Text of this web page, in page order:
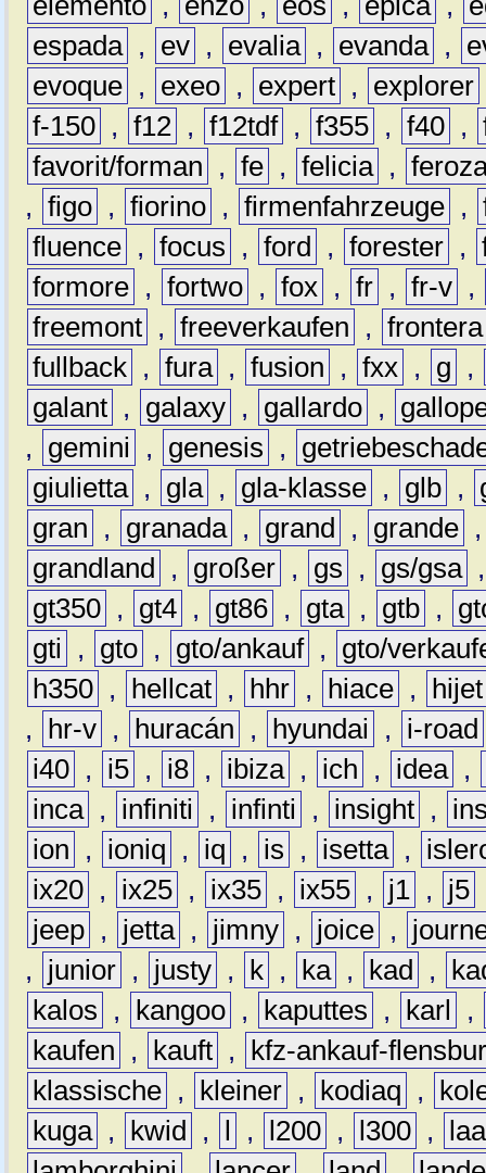
espada , ev , evalia , evanda ,
evoque , exeo , expert , explorer
f-150 , f12 , f12tdf , f355 , f40 ,
favorit/forman
, fe , felicia ,
, figo , fiorino , firmenfahrzeuge ,
fluence , focus , ford , forester ,
formore , fortwo , fox , fr , fr-v ,
freemont , freeverkaufen , frontera
fullback , fura , fusion , fxx , g
,
galant , galaxy , gallardo ,
,
gemini , genesis ,
giulietta , gla , gla-klasse , glb ,
gran
, granada , grand , grande
grandland
, großer , gs , gs/gsa
gt350 , gt4 , gt86 , gta , gtb ,
gti
, gto , gto/ankauf ,
gto/
h350 , hellcat , hhr , hiace ,
hijet
,
hr-v , huracán , hyundai ,
i-road
i40 , i5 , i8 , ibiza , ich , idea ,
inca , infiniti , infinti , insight ,
ion
, ioniq , iq , is , isetta ,
ix20 , ix25 , ix35 , ix55 , j1 , j5
jeep , jetta , jimny , joice ,
,
junior , justy , k , ka , kad ,
kalos
, kangoo , kaputtes , karl
,
kaufen
, kauft ,
kfz-ankauf-
klassische , kleiner , kodiaq ,
kuga , kwid , l , l200 , l300 ,